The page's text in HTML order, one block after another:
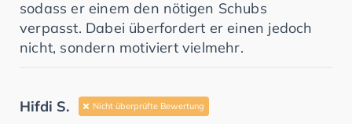
sodass er einem den nötigen Schubs
verpasst. Dabei überfordert er einen jedoch
nicht, sondern motiviert vielmehr.
Hifdi S. Nicht überprüfte Bewertung